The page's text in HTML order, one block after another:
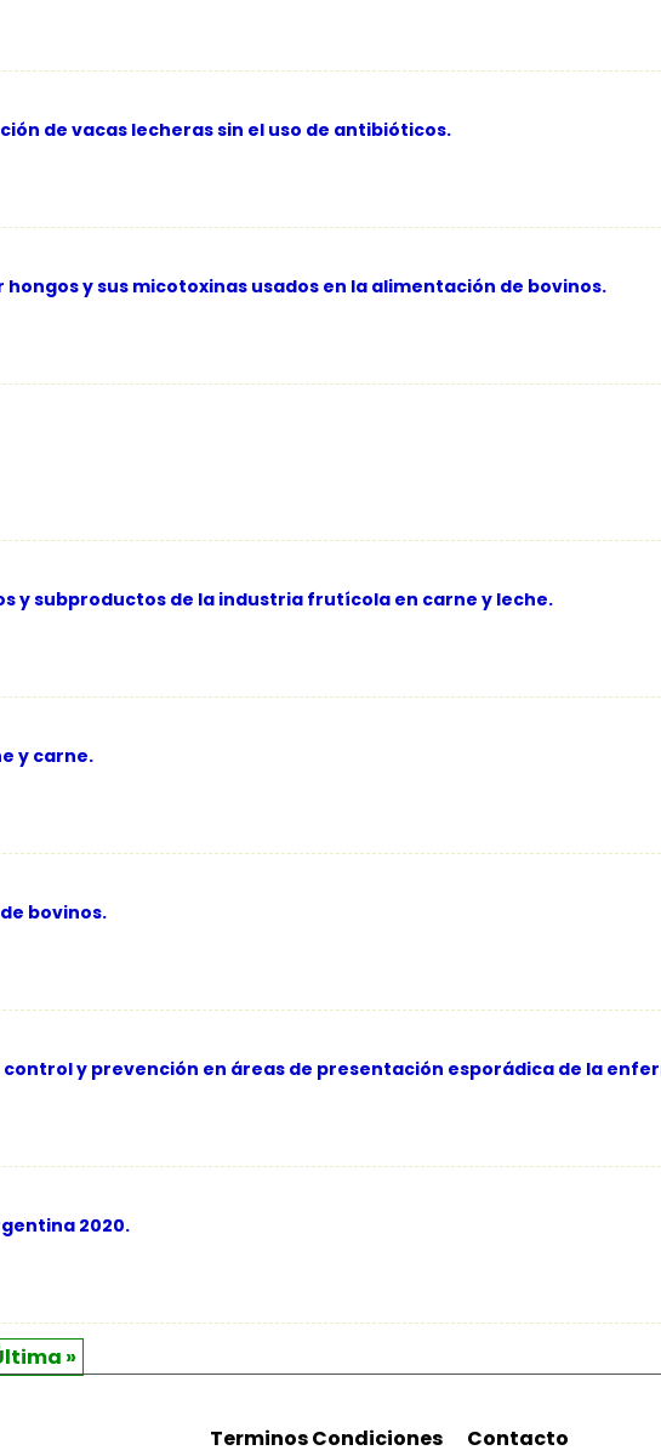
de vacas lecheras sin el uso de antibióticos.
y sus micotoxinas usados en la alimentación de bovinos.
y subproductos de la industria frutícola en carne y leche.
y carne.
bovinos.
y prevención en áreas de presentación esporádica de la
2020.
»
Terminos Condiciones Contacto